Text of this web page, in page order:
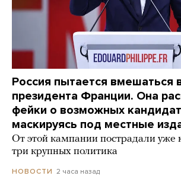
Россия пытается вмешаться
президента Франции. Она
фейки о возможных
маскируясь под местные
От этой кампании пострадали
три крупных политика
НОВОСТИ 2 часа назад